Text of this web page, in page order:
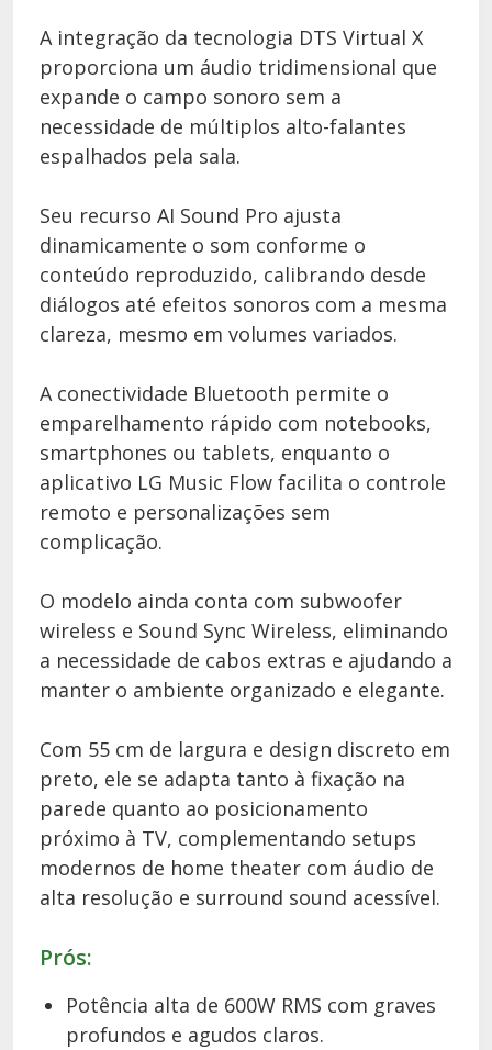
A integração da tecnologia DTS Virtual X
proporciona um áudio tridimensional que
expande o campo sonoro sem a
necessidade de múltiplos alto-falantes
espalhados pela sala.
Seu recurso AI Sound Pro ajusta
dinamicamente o som conforme o
conteúdo reproduzido, calibrando desde
diálogos até efeitos sonoros com a mesma
clareza, mesmo em volumes variados.
A conectividade Bluetooth permite o
emparelhamento rápido com notebooks,
smartphones ou tablets, enquanto o
aplicativo LG Music Flow facilita o controle
remoto e personalizações sem
complicação.
O modelo ainda conta com subwoofer
wireless e Sound Sync Wireless, eliminando
a necessidade de cabos extras e ajudando a
manter o ambiente organizado e elegante.
Com 55 cm de largura e design discreto em
preto, ele se adapta tanto à fixação na
parede quanto ao posicionamento
próximo à TV, complementando setups
modernos de home theater com áudio de
alta resolução e surround sound acessível.
Prós:
Potência alta de 600W RMS com graves
profundos e agudos claros.